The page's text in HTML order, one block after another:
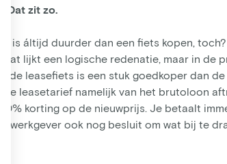
Dat zit zo.
is áltijd duurder dan een fiets kopen,
Dat lijkt een logische redenatie, maar in de
de leasefiets is een stuk goedkoper dan
leasetarief namelijk van het brutoloon
korting op de nieuwprijs. Je betaalt
werkgever ook nog besluit om wat bij te